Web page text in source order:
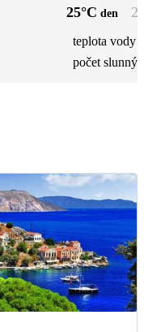
25°C den
teplota vody
počet